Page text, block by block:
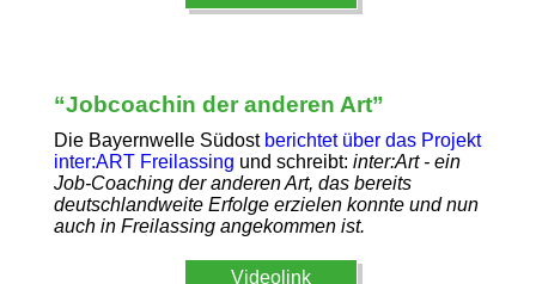
“Jobcoachin der anderen Art”
Die Bayernwelle Südost berichtet über das Projekt
inter:ART Freilassing und schreibt: inter:Art - ein
Job-Coaching der anderen Art, das bereits
deutschlandweite Erfolge erzielen konnte und nun
auch in Freilassing angekommen ist.
Videolink